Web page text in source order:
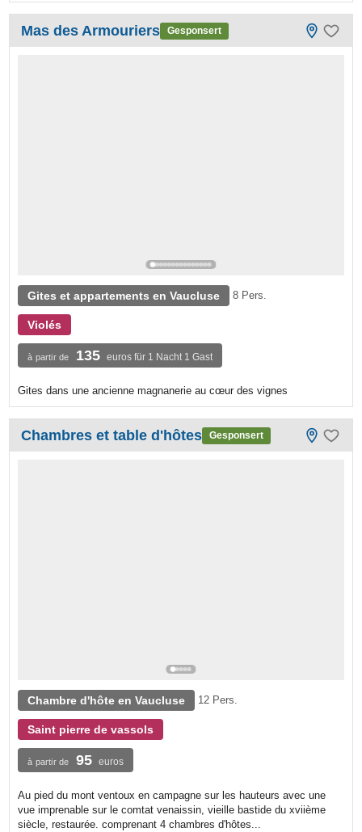
Mas des Armouriers Gesponsert
Gites et appartements en Vaucluse 8 Pers.
Violés
à partir de 135 euros für 1 Nacht 1 Gast
Gites dans une ancienne magnanerie au cœur des vignes
Chambres et table d'hôtes Gesponsert
Chambre d'hôte en Vaucluse 12 Pers.
Saint pierre de vassols
à partir de 95 euros
Au pied du mont ventoux en campagne sur les hauteurs avec une
vue imprenable sur le comtat venaissin, vieille bastide du xviième
siècle, restaurée. comprenant 4 chambres d'hôtes...